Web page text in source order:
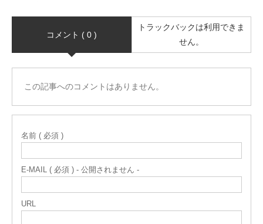
コメント ( 0 )
トラックバックは利用できま
せん。
この記事へのコメントはありません。
名前 ( 必須 )
E-MAIL ( 必須 ) - 公開されません -
URL